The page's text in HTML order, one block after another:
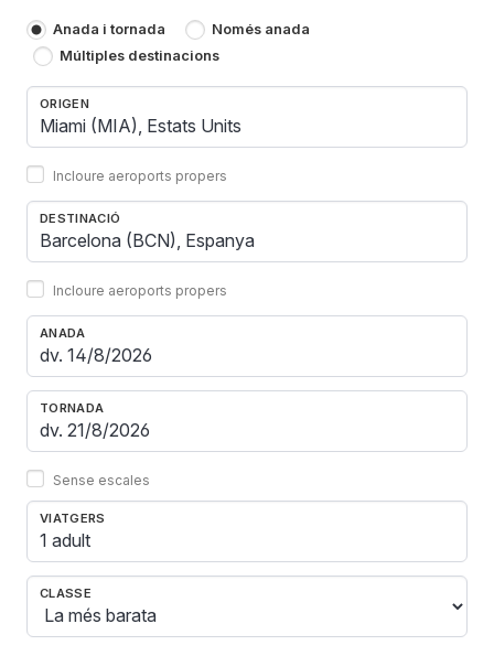
Anada i tornada
Només anada
Múltiples destinacions
ORIGEN
Incloure aeroports propers
DESTINACIÓ
Incloure aeroports propers
ANADA
TORNADA
Sense escales
VIATGERS
1 adult
CLASSE